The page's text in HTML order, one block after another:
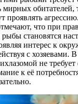
обитателей,
проявлять
что при
становятся
интерес к
с хозяевами.
не
к её